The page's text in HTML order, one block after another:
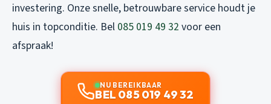
investering. Onze snelle, betrouwbare service houdt je
huis in topconditie. Bel 085 019 49 32 voor een
afspraak!
NU BEREIKBAAR
BEL 085 019 49 32